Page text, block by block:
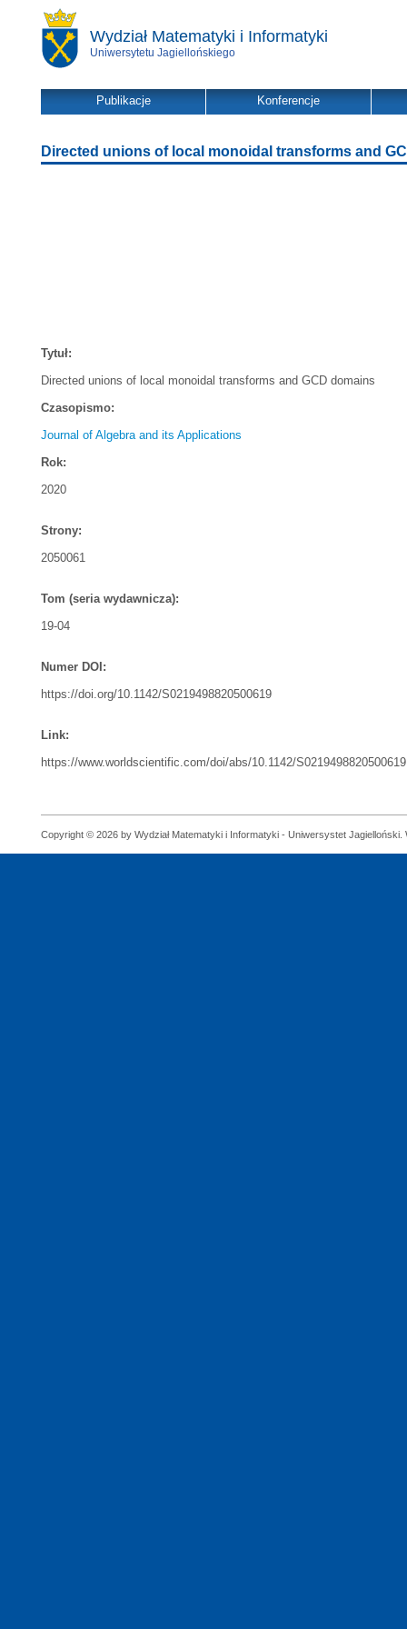
Wydział Matematyki i Informatyki
Uniwersytetu Jagiellońskiego
Publikacje Konferencje
Directed unions of local monoidal transforms and
Tytuł:
Directed unions of local monoidal transforms and GCD domains
Czasopismo:
Journal of Algebra and its Applications
Rok:
2020
Strony:
2050061
Tom (seria wydawnicza):
19-04
Numer DOI:
https://doi.org/10.1142/S0219498820500619
Link:
https://www.worldscientific.com/doi/abs/10.1142/S0219498820500619
Copyright © 2026 by Wydział Matematyki i Informatyki - Uniwersystet